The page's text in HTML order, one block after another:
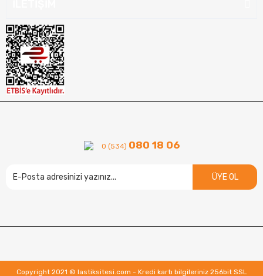
0 (534) 080 18 06
ÜYE OL
Copyright 2021 © lastiksitesi.com - Kredi kartı bilgileriniz 256bit SSL